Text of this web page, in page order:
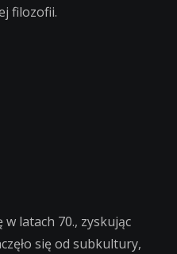
filozofii.
latach 70., zyskując
się od subkultury,